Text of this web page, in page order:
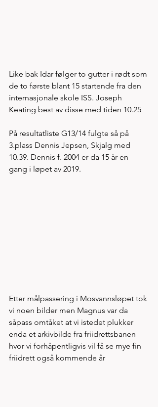
Like bak Idar følger to gutter i rødt som
de to første blant 15 startende fra den
internasjonale skole ISS. Joseph
Keating best av disse med tiden 10.25
På resultatliste G13/14 fulgte så på
3.plass Dennis Jepsen, Skjalg med
10.39. Dennis f. 2004 er da 15 år en
gang i løpet av 2019.
Etter målpassering i Mosvannsløpet tok
vi noen bilder men Magnus var da
såpass omtåket at vi istedet plukker
enda et arkivbilde fra friidrettsbanen
hvor vi forhåpentligvis vil få se mye fin
friidrett også kommende år